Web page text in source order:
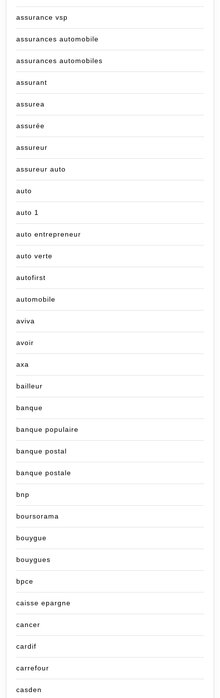
assurance vsp
assurances automobile
assurances automobiles
assurant
assurea
assurée
assureur
assureur auto
auto
auto 1
auto entrepreneur
auto verte
autofirst
automobile
aviva
avoir
axa
bailleur
banque
banque populaire
banque postal
banque postale
bnp
boursorama
bouygue
bouygues
bpce
caisse epargne
cancer
cardif
carrefour
casden